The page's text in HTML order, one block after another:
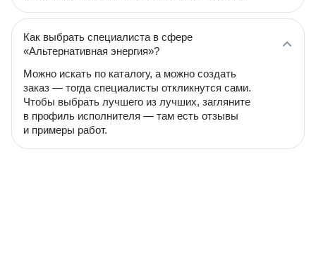
Как выбрать специалиста в сфере
«Альтернативная энергия»?
Можно искать по каталогу, а можно создать
заказ — тогда специалисты откликнутся сами.
Чтобы выбрать лучшего из лучших, загляните
в профиль исполнителя — там есть отзывы
и примеры работ.